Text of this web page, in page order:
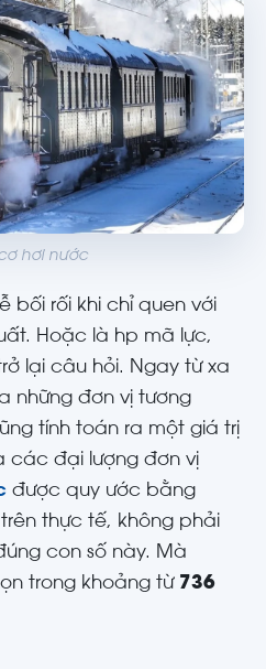
hơi nước
bối rối khi chỉ quen với
Hoặc là hp mã lực,
lại câu hỏi. Ngay từ xa
những đơn vị tương
tính toán ra một giá trị
các đại lượng đơn vị
được quy ước bằng
thực tế, không phải
con số này. Mà
trong khoảng từ 736